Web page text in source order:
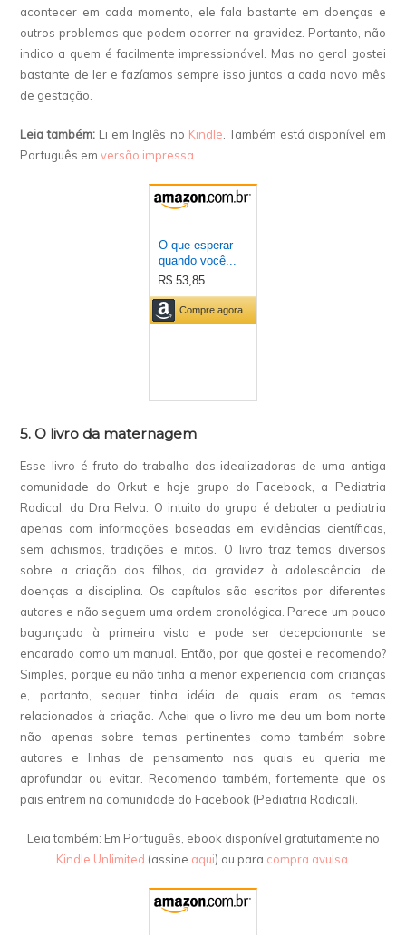
acontecer em cada momento, ele fala bastante em doenças e
outros problemas que podem ocorrer na gravidez. Portanto, não
indico a quem é facilmente impressionável. Mas no geral gostei
bastante de ler e fazíamos sempre isso juntos a cada novo mês
de gestação.
Leia também: Li em Inglês no Kindle . Também está disponível em
Português emversão impressa
5. O livro da maternagem
Esse livro é fruto do trabalho das idealizadoras de uma antiga
comunidade do Orkut e hoje grupo do Facebook, a Pediatria
Radical, da Dra Relva. O intuito do grupo é debater a pediatria
apenas com informações baseadas em evidências científicas,
sem achismos, tradições e mitos. O livro traz temas diversos
sobre a criação dos filhos, da gravidez à adolescência, de
doenças a disciplina. Os capítulos são escritos por diferentes
autores e não seguem uma ordem cronológica. Parece um pouco
bagunçado à primeira vista e pode ser decepcionante se
encarado como um manual. Então, por que gostei e recomendo?
Simples, porque eu não tinha a menor experiencia com crianças
e, portanto, sequer tinha idéia de quais eram os temas
relacionados à criação. Achei que o livro me deu um bom norte
não apenas sobre temas pertinentes como também sobre
autores e linhas de pensamento nas quais eu queria me
aprofundar ou evitar. Recomendo também, fortemente que os
pais entrem na comunidade do Facebook (Pediatria Radical).
Leia também: Em Português, ebook disponível gratuitamente no
Kindle Unlimited (assine aqui) ou para compra avulsa